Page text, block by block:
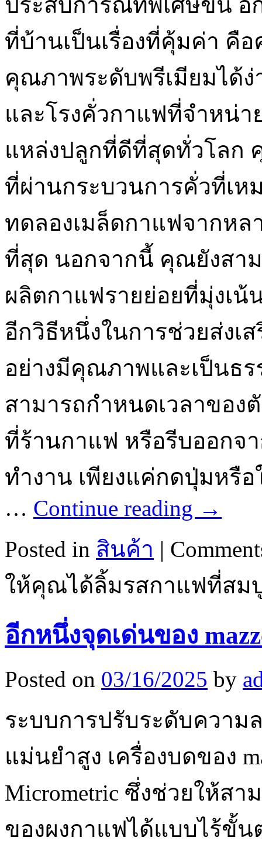
ที่บ้านเป็นเรื่องที่คุ้มค่า คื
คุณภาพระดับพรีเมียมได้
และโรงคั่วกาแฟที่จำหน่
แหล่งปลูกที่ดีที่สุดทั่วโลก
ที่ผ่านกระบวนการคั่วที่เ
ทดลองเมล็ดกาแฟจากห
ที่สุด นอกจากนี้ คุณยังสา
ผลิตกาแฟรายย่อยที่มุ่งเน้
อีกวิธีหนึ่งในการช่วยส่งเ
อย่างมีคุณภาพและเป็นธร
สามารถกำหนดเวลาของ
ที่ร้านกาแฟ หรือรีบออกจ
ทำงาน เพียงแค่กดปุ่มหรื
… Continue reading →
Posted in สินค้า |
ให้คุณได้ลิ้มรสกาแฟที่สม
อีกหนึ่งจุดเด่นของ
Posted on 03/16/2025 by
ระบบการปรับระดับความ
แม่นยำสูง เครื่องบดของ
Micrometric ซึ่งช่วยให้ส
ของผงกาแฟได้แบบไร้ขั้